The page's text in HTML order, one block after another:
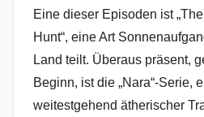
Eine dieser Episoden ist
Hunt“, eine Art
Land teilt. Überaus präsent,
Beginn, ist die „Nara“-Serie,
weitestgehend ätherischer